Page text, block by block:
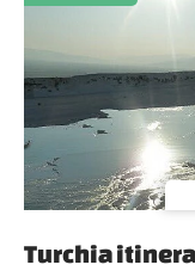
Turchia